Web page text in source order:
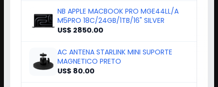
NB APPLE MACBOOK PRO MGE44LL/A
M5PRO 18C/24GB/1TB/16" SILVER
US$ 2850.00
AC ANTENA STARLINK MINI SUPORTE
MAGNETICO PRETO
US$ 80.00